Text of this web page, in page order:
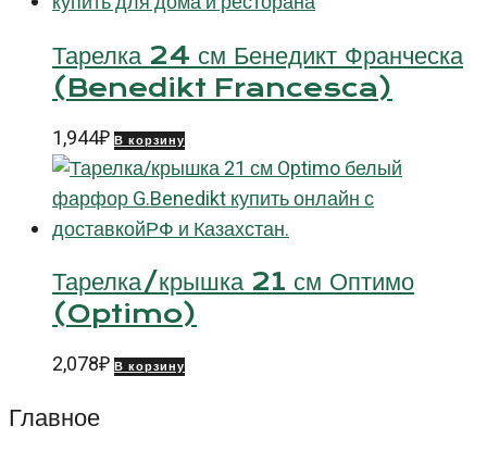
Тарелка 24 см Бенедикт Франческа
(Benedikt Francesca)
1,944₽ В корзину
Тарелка/крышка 21 см Оптимо
(Optimo)
2,078₽ В корзину
Главное